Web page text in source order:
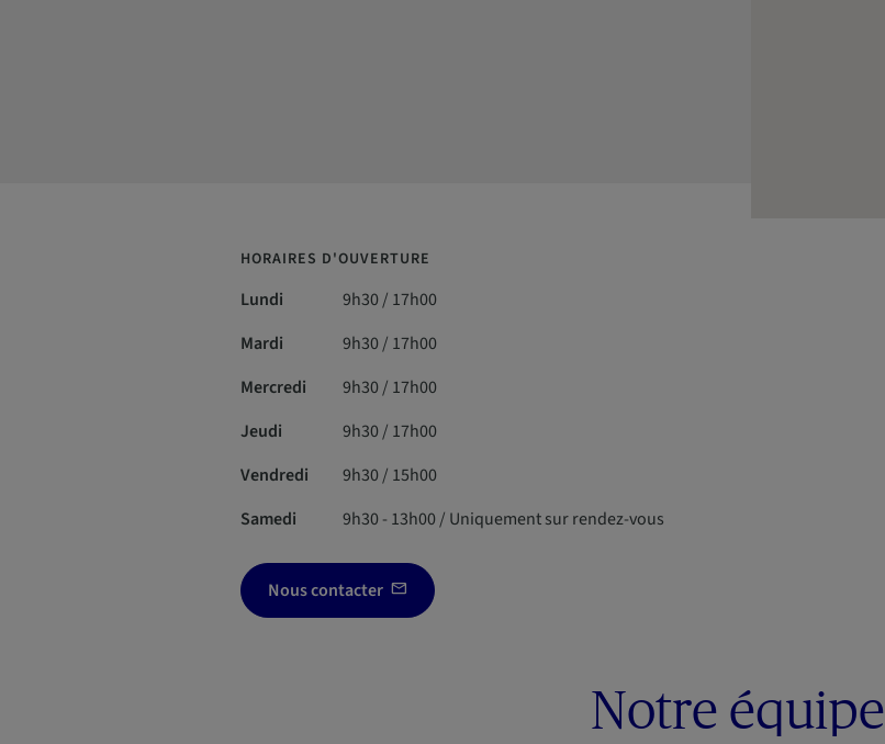
HORAIRES D'OUVERTURE
Lundi
9h30 / 17h00
Mardi
9h30 / 17h00
Mercredi
9h30 / 17h00
Jeudi
9h30 / 17h00
Vendredi
9h30 / 15h00
Samedi
9h30 - 13h00 / Uniquement sur rendez-vous
Nous contacter
Notre équipe